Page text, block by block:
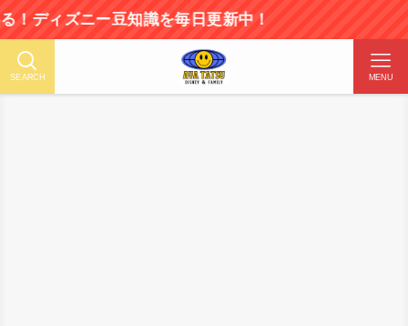
ニー豆知識を毎日更新中！
SEARCH MENU